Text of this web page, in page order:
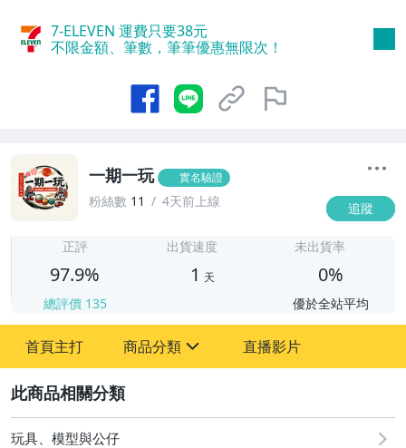
7-ELEVEN 運費只要38元
不限金額、筆數，筆筆優惠無限次！
一期一玩 實名驗證
粉絲數 11 4天前上線 追蹤
正評
97.9%
總評價 135
出貨速度
1 天
未出貨率
0%
優於全站平均
首頁主打 商品分類
玩具、模型與公仔
直播影片
玩具、模型與公仔